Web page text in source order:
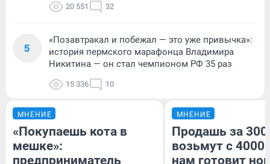
20 551 32
5
«Позавтракал и побежал — это уже привычка»:
история пермского марафонца Владимира
Никитина — он стал чемпионом РФ 35 раз
15 336 10
МНЕНИЕ
«Покупаешь кота в
мешке»:
предприниматель
МНЕНИЕ
Продашь за
возьмут с
нам готовит